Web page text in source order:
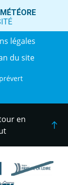
légales
du site
en